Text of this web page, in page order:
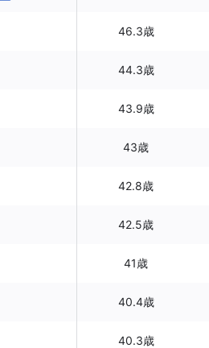
46.3歳
44.3歳
43.9歳
43歳
42.8歳
42.5歳
41歳
40.4歳
40.3歳